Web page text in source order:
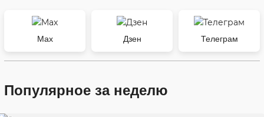
Max Дзен Телеграм
Популярное за неделю